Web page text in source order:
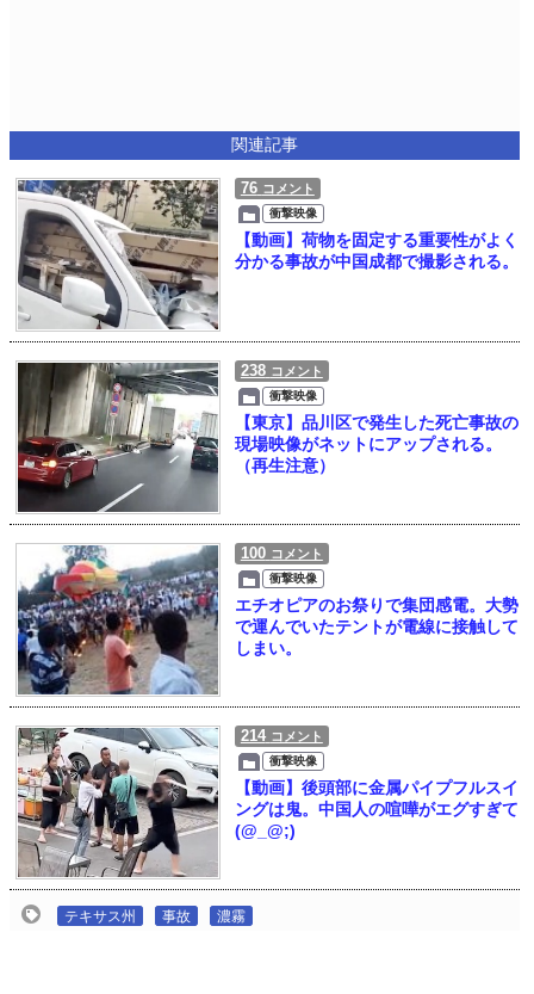
関連記事
76 コメント
衝撃映像
【動画】荷物を固定する重要性がよく
分かる事故が中国成都で撮影される。
238 コメント
衝撃映像
【東京】品川区で発生した死亡事故の
現場映像がネットにアップされる。
（再生注意）
100 コメント
衝撃映像
エチオピアのお祭りで集団感電。大勢
で運んでいたテントが電線に接触して
しまい。
214 コメント
衝撃映像
【動画】後頭部に金属パイプフルスイ
ングは鬼。中国人の喧嘩がエグすぎて
(@_@;)
テキサス州 事故 濃霧